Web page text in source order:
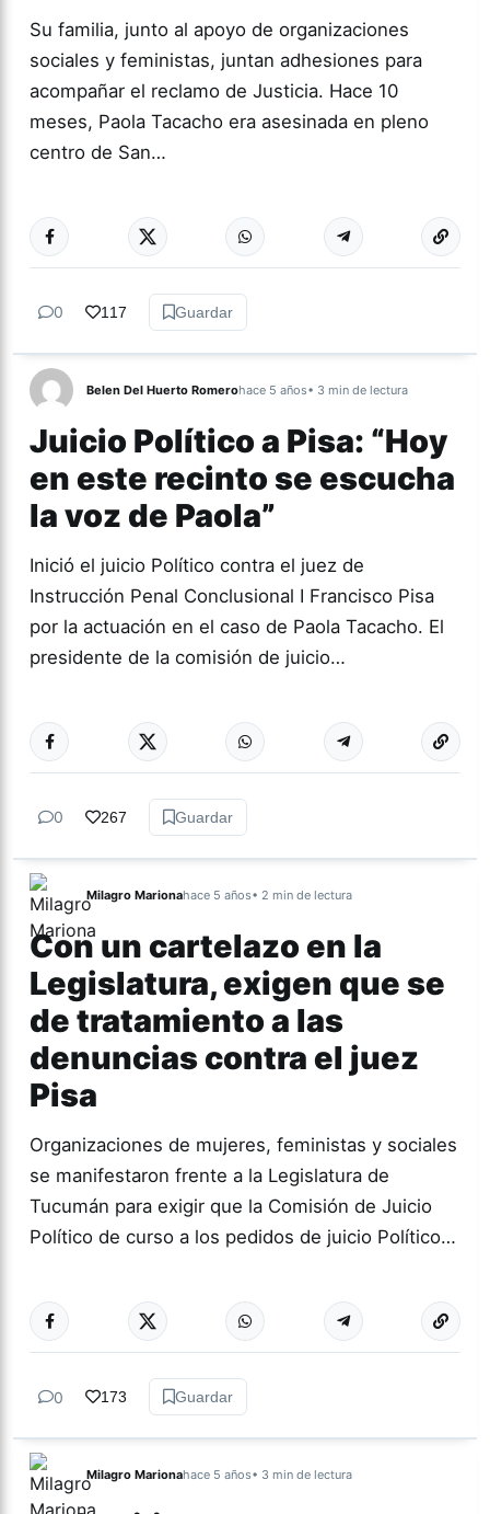
Su familia, junto al apoyo de organizaciones
sociales y feministas, juntan adhesiones para
acompañar el reclamo de Justicia. Hace 10
meses, Paola Tacacho era asesinada en pleno
centro de San…
GÉNERO Y
DIVERSIDAD
Más
0 117 Guardar
Belen Del Huerto Romerohace 5 años• 3 min de lectura
Juicio Político a Pisa: “Hoy
en este recinto se escucha
la voz de Paola”
Inició el juicio Político contra el juez de
Instrucción Penal Conclusional I Francisco Pisa
por la actuación en el caso de Paola Tacacho. El
presidente de la comisión de juicio…
TUCUMÁN Más
0 267 Guardar
Milagro Marionahace 5 años• 2 min de lectura
Con un cartelazo en la
Legislatura, exigen que se
de tratamiento a las
denuncias contra el juez
Pisa
Organizaciones de mujeres, feministas y sociales
se manifestaron frente a la Legislatura de
Tucumán para exigir que la Comisión de Juicio
Político de curso a los pedidos de juicio Político…
TUCUMÁN Más
0 173 Guardar
Milagro Marionahace 5 años• 3 min de lectura